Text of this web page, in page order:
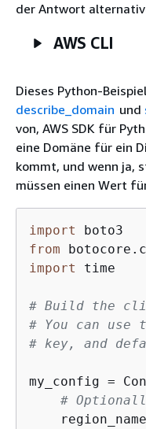
der Antwort
AWS CLI
Dieses Python-
describe_domain und
von, AWS SDK für
eine Domäne für ein
kommt, und wenn ja,
müssen einen Wert
import
from
import
time
# Build the
# You can
# key, and
my_config =
#